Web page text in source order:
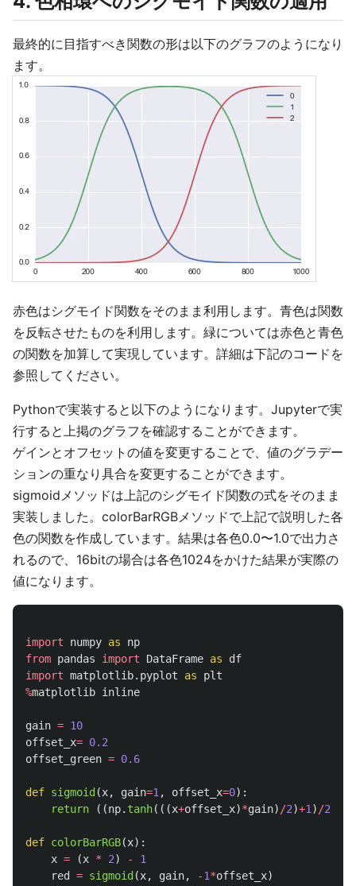
最終的に目指すべき関数の形は以下のグラフのようになり
ます。
赤色はシグモイド関数をそのまま利用します。青色は関数
を反転させたものを利用します。緑については赤色と青色
の関数を加算して実現しています。詳細は下記のコードを
参照してください。
Pythonで実装すると以下のようになります。Jupyterで実
行すると上掲のグラフを確認することができます。
ゲインとオフセットの値を変更することで、値のグラデー
ションの重なり具合を変更することができます。
sigmoidメソッドは上記のシグモイド関数の式をそのまま
実装しました。colorBarRGBメソッドで上記で説明した各
色の関数を作成しています。結果は各色0.0〜1.0で出力さ
れるので、16bitの場合は各色1024をかけた結果が実際の
値になります。
import numpy as
np
from pandas import DataFrame as
df
import matplotlib.pyplot as
plt
%matplotlib inline
gain = 10
offset_x= 0.2
offset_green = 0.6
def sigmoid (x, gain=1 , offset_x=0):
return
((np. tanh(((x+offset_x)*gain) /2)+1 ) /2
def colorBarRGB(x):
x = (x * 2) -
1
red
= sigmoid (x, gain, -1*offset_x)